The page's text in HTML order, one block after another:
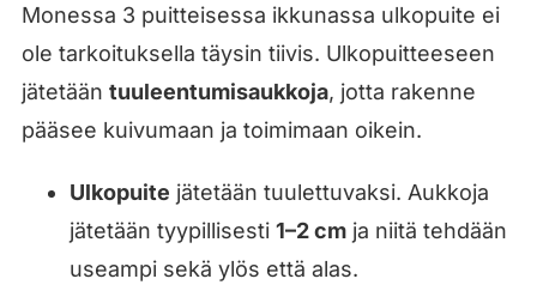
Monessa 3 puitteisessa ikkunassa ulkopuite ei
ole tarkoituksella täysin tiivis. Ulkopuitteeseen
jätetään tuuleentumisaukkoja, jotta rakenne
pääsee kuivumaan ja toimimaan oikein.
Ulkopuite jätetään tuulettuvaksi. Aukkoja
jätetään tyypillisesti 1–2 cmja niitä tehdään
useampi sekä ylös että alas.